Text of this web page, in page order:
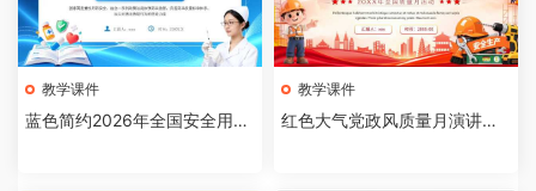
教学课件
蓝色简约2026年全国安全用药
教学课件
红色大气党政风质量月演讲比